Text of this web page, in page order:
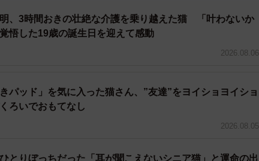
まう
、3時間おきの壮絶な介護を乗り越えた猫 「叶わないか
悟した19歳の誕生日を迎えて感動
2026.08.06
パッド」を気に入った猫さん、”友達”をヨイショヨイショ
ろいでおもてなし
2026.08.05
とりぼっちだった「耳が聞こえないシニア猫」と運命の出